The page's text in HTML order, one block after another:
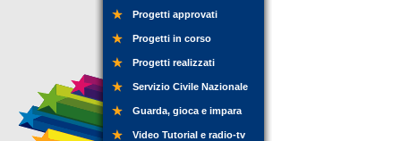
Progetti approvati
Progetti in corso
Progetti realizzati
Servizio Civile Nazionale
Guarda, gioca e impara
Video Tutorial e radio-tv